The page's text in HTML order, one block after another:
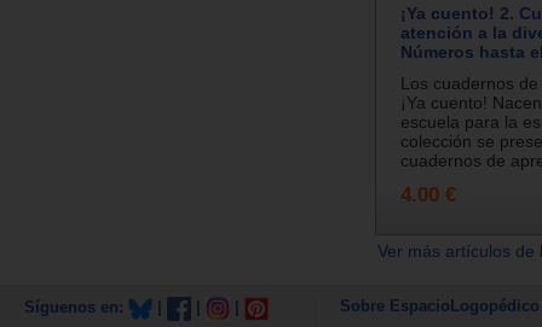
¡Ya cuento! 2.
atención a la
Números hasta
Los cuadernos
¡Ya cuento!
escuela para la
colección se
cuadernos de
4.00 €
Ver más artículos
Síguenos en: Sobre EspacioLogopédico